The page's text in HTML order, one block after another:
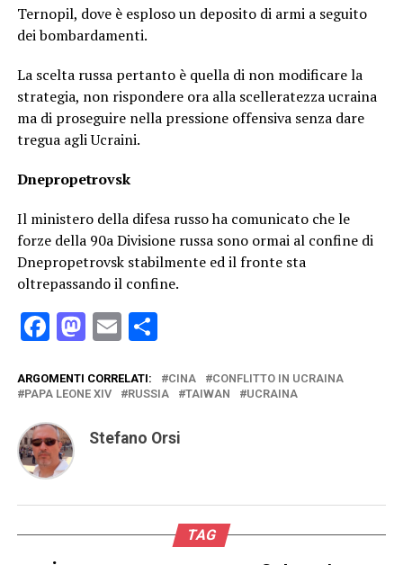
Ternopil, dove è esploso un deposito di armi a seguito
dei bombardamenti.
La scelta russa pertanto è quella di non modificare la
strategia, non rispondere ora alla scelleratezza ucraina
ma di proseguire nella pressione offensiva senza dare
tregua agli Ucraini.
Dnepropetrovsk
Il ministero della difesa russo ha comunicato che le
forze della 90a Divisione russa sono ormai al confine di
Dnepropetrovsk stabilmente ed il fronte sta
oltrepassando il confine.
Facebook
Mastodon
EmailCondividi
ARGOMENTI CORRELATI: CINA
CONFLITTO IN UCRAINA
PAPA LEONE XIV
RUSSIA TAIWAN UCRAINA
Stefano Orsi
TAG